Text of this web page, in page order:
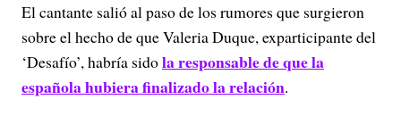
El cantante salió al paso de los rumores que surgieron
sobre el hecho de que Valeria Duque, exparticipante del
‘Desafío’, habría sidola responsable de que la
española hubiera finalizado la relación.